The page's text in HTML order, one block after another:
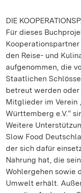
DIE
Für dieses
Kooperationspartner
den Reise- und
aufgenommen, die
Staatlichen
betreut werden oder
Mitglieder im Verein
Württemberg e.V.“
Weitere
Slow Food
der sich dafür
Nahrung hat, die sein
Wohlergehen sowie
Umwelt erhält.